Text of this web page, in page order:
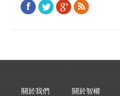
Find us on:
Facebook
TwitterGoogle+
Rss
關於我們 關於智權